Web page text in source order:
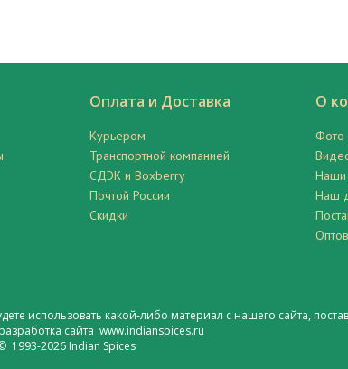
Оплата и Доставка
Курьером
Транспортной компанией
СДЭК и Boxberry
Почтой России
Скидки
О
Фото
Наши
Наш
использовать какой-либо материал с нашего сайта,
сайта www.indianspices.ru
1993-2026 Indian Spices